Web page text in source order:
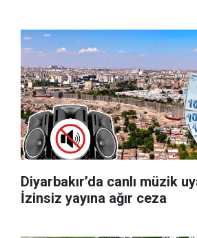
Diyarbakır’da canlı müzik
İzinsiz yayına ağır ceza